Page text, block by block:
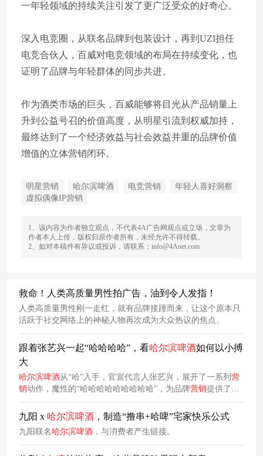
一年轻领域的持续关注引发了更广泛受众的好奇心。
深入电竞圈，从联名品牌到包装设计，再到UZI担任
电竞合伙人，百威对电竞领域的布局在持续变化，也
证明了品牌与年轻群体的同步共进。
作为酒类市场的巨头，百威能够将目光从产品销量上
升到公益号召的价值高度，从明星引流到权威加持，
最终达到了一个经济效益与社会效益并重的品牌价值
增值的立体营销闭环。
明星营销 哈尔滨啤酒 电竞营销
年轻人喜好洞察
虚拟偶像IP营销
1、该内容为作者独立观点，不代表4A广告网观点或立场，文章为
作者本人上传，版权归原作者所有，未经允许不得转载。
2、如对本稿件有异议或投诉，请联系：info@4Anet.com
救命！人类高质量男性拍广告，油到令人发指！
人类高质量男性刚一走红，就有品牌接踵而来，让这个原本只
活跃于社交网络上的神秘人物再次成为大众热议的焦点。
跟着张艺兴一起“哈哈哈哈”，看哈尔滨啤酒如何以小搏
大
哈尔滨啤酒从“哈”入手，官宣代言人张艺兴，展开了一系列 营
销动作，魔性的“哈哈哈哈哈哈哈哈哈”，为品牌营销提供了一
个新奇的思路。
九阳 x 哈尔滨啤酒 ，制造“撸串+哈啤”宅家快乐公式
九阳联名 哈尔滨啤酒 ，与消费者产生链接。